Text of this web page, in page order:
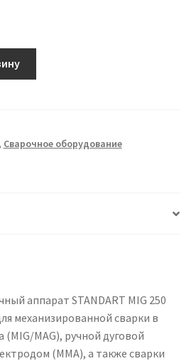
Сварочное оборудование
аппарат STANDART MIG 250
механизированной сварки в
(MIG/MAG), ручной дуговой
(ММА), а также сварки